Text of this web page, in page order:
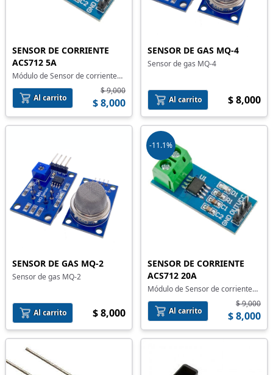
SENSOR DE CORRIENTE
ACS712 5A
Módulo de Sensor de corriente
ACS712 5A
Al carrito
$ 9,000
$ 8,000
SENSOR DE GAS MQ-4
Sensor de gas MQ-4
Al carrito $ 8,000
SENSOR DE GAS MQ-2
Sensor de gas MQ-2
Al carrito $ 8,000
-11.1%
SENSOR DE CORRIENTE
ACS712 20A
Módulo de Sensor de corriente
ACS712 20A
Al carrito
$ 9,000
$ 8,000